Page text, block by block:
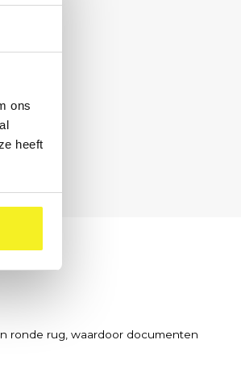
ons
heeft
ronde rug, waardoor documenten